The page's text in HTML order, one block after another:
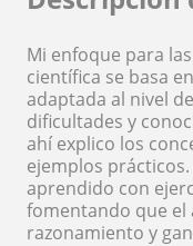
Mi enfoque para
científica se basa
adaptada al nivel
dificultades y
ahí explico los
ejemplos
aprendido con
fomentando que el
razonamiento y